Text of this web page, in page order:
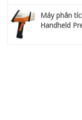
Máy phân
Handheld